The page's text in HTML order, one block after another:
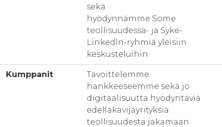
sekä
hyödynnämme Some
teollisuudessa- ja Syke-
LinkedIn-ryhmiä yleisiin
keskusteluihin
Kumppanit
Tavoittelemme
hankkeeseemme sekä jo
digitaalisuutta hyödyntäviä
edelläkävijäyrityksiä
teollisuudesta jakamaan